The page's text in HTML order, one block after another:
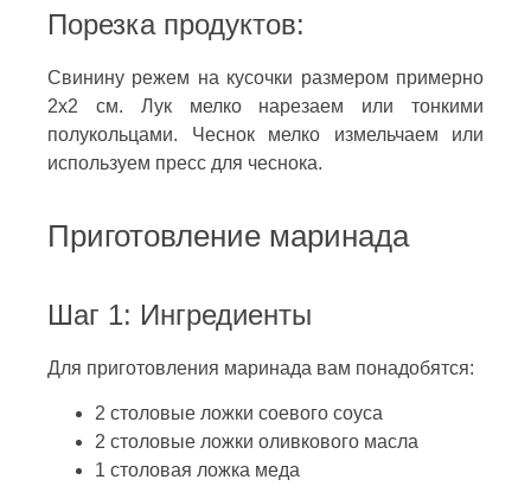
Порезка продуктов:
Свинину режем на кусочки размером примерно
2х2 см. Лук мелко нарезаем или тонкими
полукольцами. Чеснок мелко измельчаем или
используем пресс для чеснока.
Приготовление маринада
Шаг 1: Ингредиенты
Для приготовления маринада вам понадобятся:
2 столовые ложки соевого соуса
2 столовые ложки оливкового масла
1 столовая ложка меда